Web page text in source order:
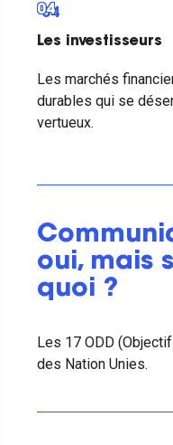
04
Les investisseurs
Les marchés
durables qui se
vertueux.
oui, mais
quoi ?
Les 17 ODD
des Nation Unies.